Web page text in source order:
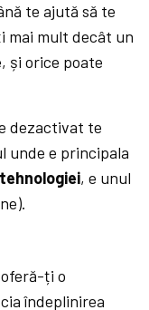
te ajută să te
mai mult decât un
și orice poate
dezactivat te
unde e principala
, e unul
ți o
îndeplinirea